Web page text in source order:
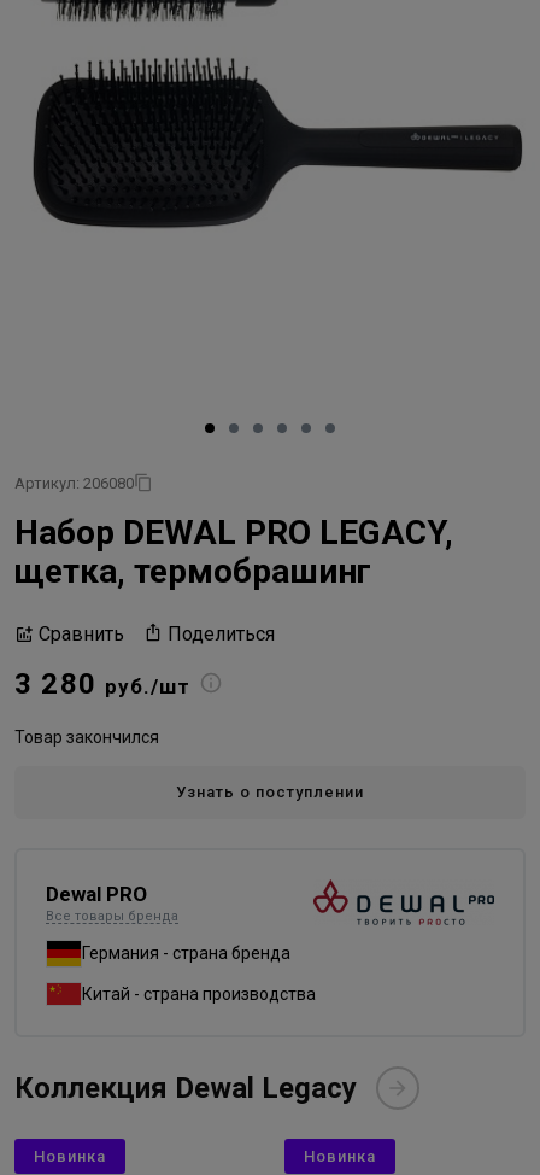
Артикул: 206080
Набор DEWAL PRO LEGACY,
щетка, термобрашинг
Сравнить Поделиться
3 280 руб./шт
Товар закончился
Узнать о поступлении
Dewal PRO
Все товары бренда
Германия - страна бренда
Китай - страна производства
Коллекция Dewal Legacy
Новинка Новинка